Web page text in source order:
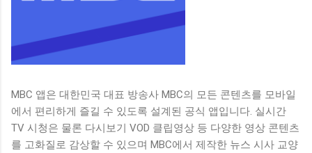
MBC 앱은 대한민국 대표 방송사 MBC의 모든 콘텐츠를 모바일
에서 편리하게 즐길 수 있도록 설계된 공식 앱입니다. 실시간
TV 시청은 물론 다시보기 VOD 클립영상 등 다양한 영상 콘텐츠
를 고화질로 감상할 수 있으며 MBC에서 제작한 뉴스 시사 교양